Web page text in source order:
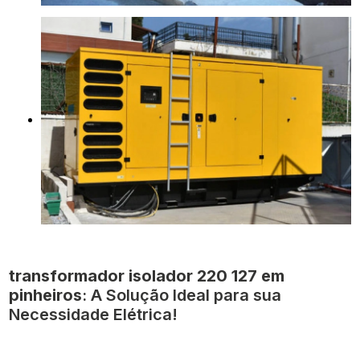
transformador isolador 220 127 em
pinheiros: A Solução Ideal para sua
Necessidade Elétrica!